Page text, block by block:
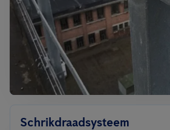
Schrikdraadsysteem